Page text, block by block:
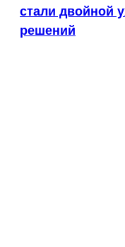
стали двойной
решений